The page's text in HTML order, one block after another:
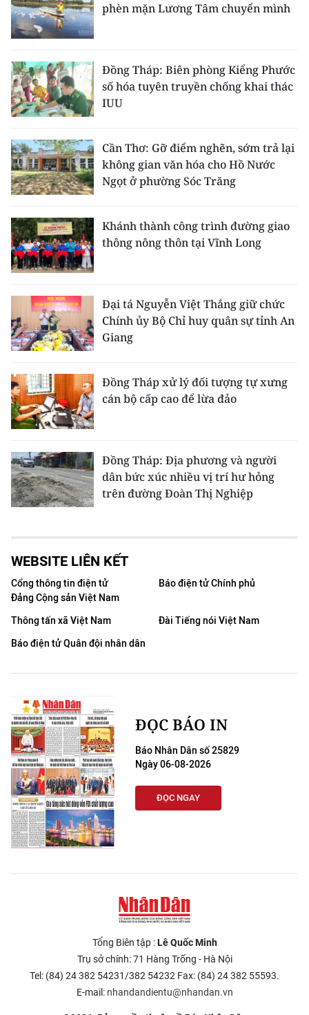
phèn mặn Lương Tâm chuyển mình
Đồng Tháp: Biên phòng Kiểng Phước
số hóa tuyên truyền chống khai thác
IUU
Cần Thơ: Gỡ điểm nghẽn, sớm trả lại
không gian văn hóa cho Hồ Nước
Ngọt ở phường Sóc Trăng
Khánh thành công trình đường giao
thông nông thôn tại Vĩnh Long
Đại tá Nguyễn Việt Thắng giữ chức
Chính ủy Bộ Chỉ huy quân sự tỉnh An
Giang
Đồng Tháp xử lý đối tượng tự xưng
cán bộ cấp cao để lừa đảo
Đồng Tháp: Địa phương và người
dân bức xúc nhiều vị trí hư hỏng
trên đường Đoàn Thị Nghiệp
WEBSITE LIÊN KẾT
Cổng thông tin điện tử
Đảng Cộng sản Việt Nam
Báo điện tử Chính phủ
Thông tấn xã Việt Nam
Đài Tiếng nói Việt Nam
Báo điện tử Quân đội nhân dân
ĐỌC BÁO IN
Báo Nhân Dân số 25829
Ngày 06-08-2026
ĐỌC NGAY
Tổng Biên tập :Lê Quốc Minh
Trụ sở chính: 71 Hàng Trống - Hà Nội
Tel: (84) 24 382 54231/382 54232 Fax: (84) 24 382 55593.
E-mail: nhandandientu@nhandan.vn